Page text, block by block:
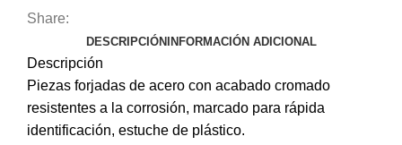
Share:
DESCRIPCIÓNINFORMACIÓN ADICIONAL
Descripción
Piezas forjadas de acero con acabado cromado
resistentes a la corrosión, marcado para rápida
identificación, estuche de plástico.